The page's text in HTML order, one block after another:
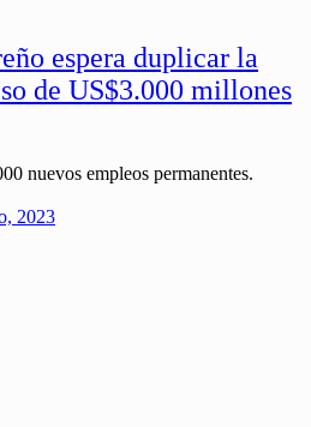
espera duplicar la
de US$3.000 millones
nuevos empleos permanentes.
2023